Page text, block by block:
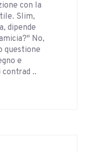
con la
Slim,
dipende
No,
questione
e
contrad ..